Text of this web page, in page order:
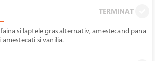
TERMINAT
si laptele gras alternativ, amestecand pana
si vanilia.